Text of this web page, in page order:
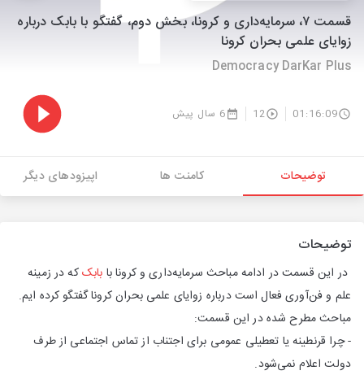
قسمت ۷، سرمایه‌داری و کرونا، بخش دوم، گفتگو با بابک درباره
زوایای علمی بحران کرونا
Democracy DarKar Plus
01:16:09
12 6 سال پیش
توضیحات کامنت ها اپیزودهای دیگر
توضیحات
در این قسمت در ادامه مباحث سرمایه‌داری و کرونا با بابککه در زمینه
علم و فن‌آوری فعال است درباره زوایای علمی بحران کرونا گفتگو کرده ایم.
مباحث مطرح شده در این قسمت:
- چرا قرنطینه یا تعطیلی عمومی برای اجتناب از تماس اجتماعی از طرف
دولت اعلام نمی‌شود.